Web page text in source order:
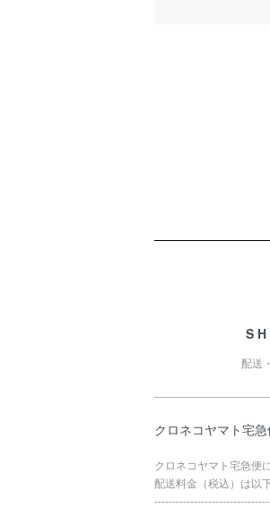
配送
クロネコヤマト宅急
クロネコヤマト宅急便
配送料金（税込）は以